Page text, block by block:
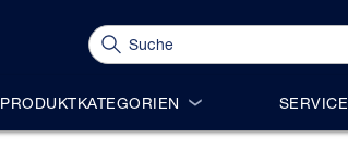
PRODUKTKATEGORIEN SERVICE